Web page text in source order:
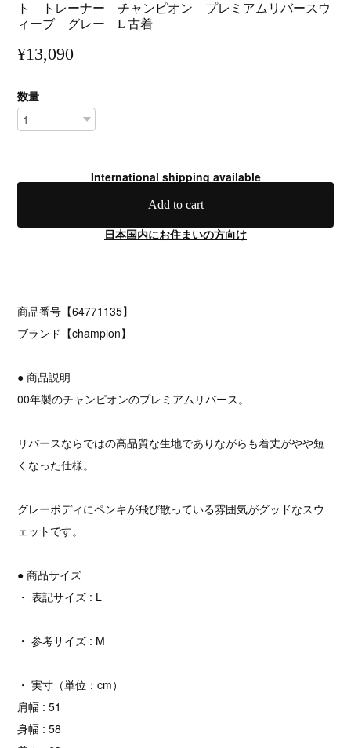
ト トレーナー チャンピオン プレミアムリバースウ
ィーブ グレー L 古着
¥13,090
数量
International shipping available
Add to cart
日本国内にお住まいの方向け
商品番号【64771135】
ブランド【champion】
● 商品説明
00年製のチャンピオンのプレミアムリバース。
リバースならではの高品質な生地でありながらも着丈がやや短
くなった仕様。
グレーボディにペンキが飛び散っている雰囲気がグッドなスウ
ェットです。
● 商品サイズ
・ 表記サイズ : L
・ 参考サイズ : M
・ 実寸（単位：cm）
肩幅 : 51
身幅 : 58